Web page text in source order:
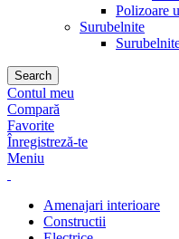
Polizoare
Surubelnite
Search
Contul meu
Compară
Favorite
Înregistreză-te
Meniu
Amenajari interioare
Constructii